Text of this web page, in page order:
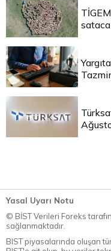
Yasal Uyarı Notu
© BİST Verileri Foreks
sağlanmaktadır.
BIST piyasalarında oluşan